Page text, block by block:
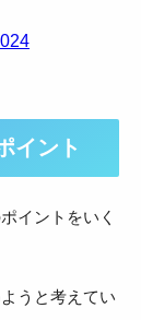
イント
イントをいく
うと考えてい